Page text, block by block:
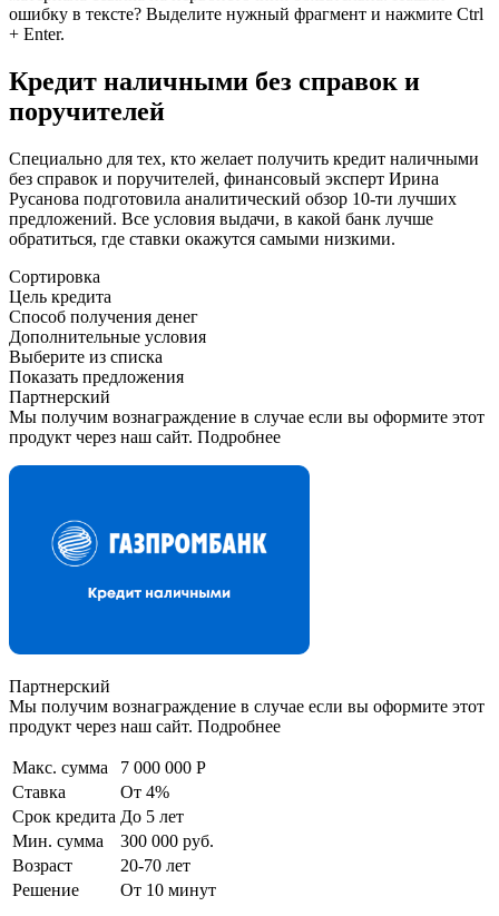
ошибку в тексте? Выделите нужный фрагмент и нажмите Ctrl
+ Enter.
Кредит наличными без справок и
поручителей
Специально для тех, кто желает получить кредит наличными
без справок и поручителей, финансовый эксперт Ирина
Русанова подготовила аналитический обзор 10-ти лучших
предложений. Все условия выдачи, в какой банк лучше
обратиться, где ставки окажутся самыми низкими.
Сортировка
Цель кредита
Способ получения денег
Дополнительные условия
Выберите из списка
Показать предложения
Партнерский
Мы получим вознаграждение в случае если вы оформите этот
продукт через наш сайт. Подробнее
Партнерский
Мы получим вознаграждение в случае если вы оформите этот
продукт через наш сайт. Подробнее
Макс. сумма
7 000 000 Р
Ставка
От 4%
Срок кредита До 5 лет
Мин. сумма
300 000 руб.
Возраст
20-70 лет
Решение
От 10 минут